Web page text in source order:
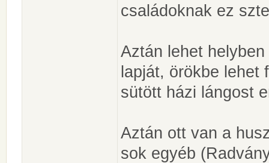
családoknak ez
Aztán lehet
lapját, örökbe lehet
sütött házi lángost
Aztán ott van a
sok egyéb